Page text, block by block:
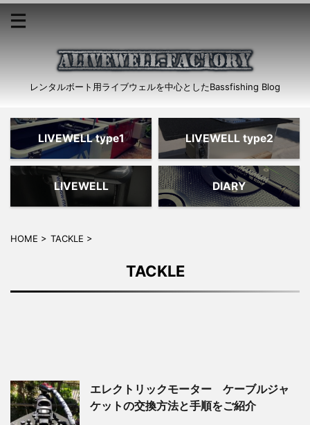
レンタルボート用ライブウェルを中心としたBassfishing Blog
LIVEWELL type1 LIVEWELL type2
LIVEWELL DIARY
HOME > TACKLE >
TACKLE
エレクトリックモーター ケーブルジャ
ケットの交換方法と手順をご紹介